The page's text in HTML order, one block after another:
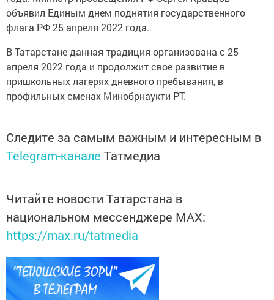
объявил Единым днем поднятия государственного
флага РФ 25 апреля 2022 года.
В Татарстане данная традиция организована с 25
апреля 2022 года и продолжит свое развитие в
пришкольных лагерях дневного пребывания, в
профильных сменах Минобрнаукти РТ.
Следите за самым важным и интересным в
Telegram-канале Татмедиа
Читайте новости Татарстана в
национальном мессенджере MАХ:
https://max.ru/tatmedia